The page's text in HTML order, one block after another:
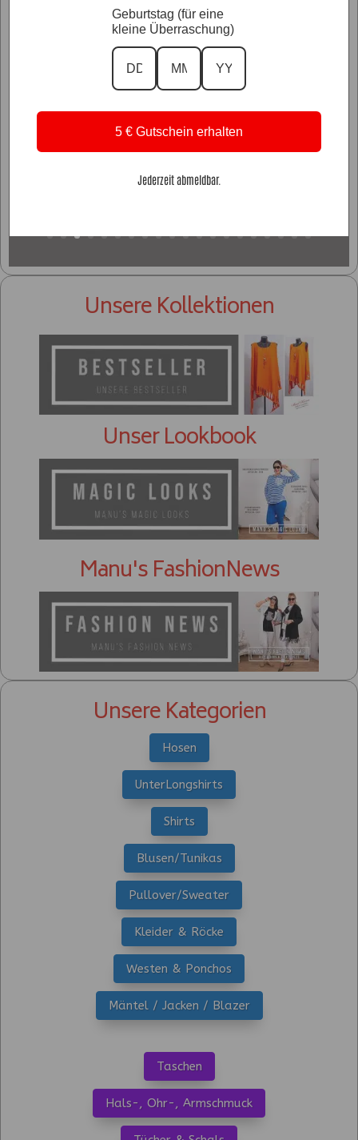
Unsere Kollektionen
Unser Lookbook
Manu's FashionNews
Unsere Kategorien
Hosen
UnterLongshirts
Shirts
Blusen/Tunikas
Pullover/Sweater
Kleider & Röcke
Westen & Ponchos
Mäntel / Jacken / Blazer
Taschen
Hals-, Ohr-, Armschmuck
Geburtstag (für eine
kleine Überraschung)
5 € Gutschein erhalten
Jederzeit abmeldbar.